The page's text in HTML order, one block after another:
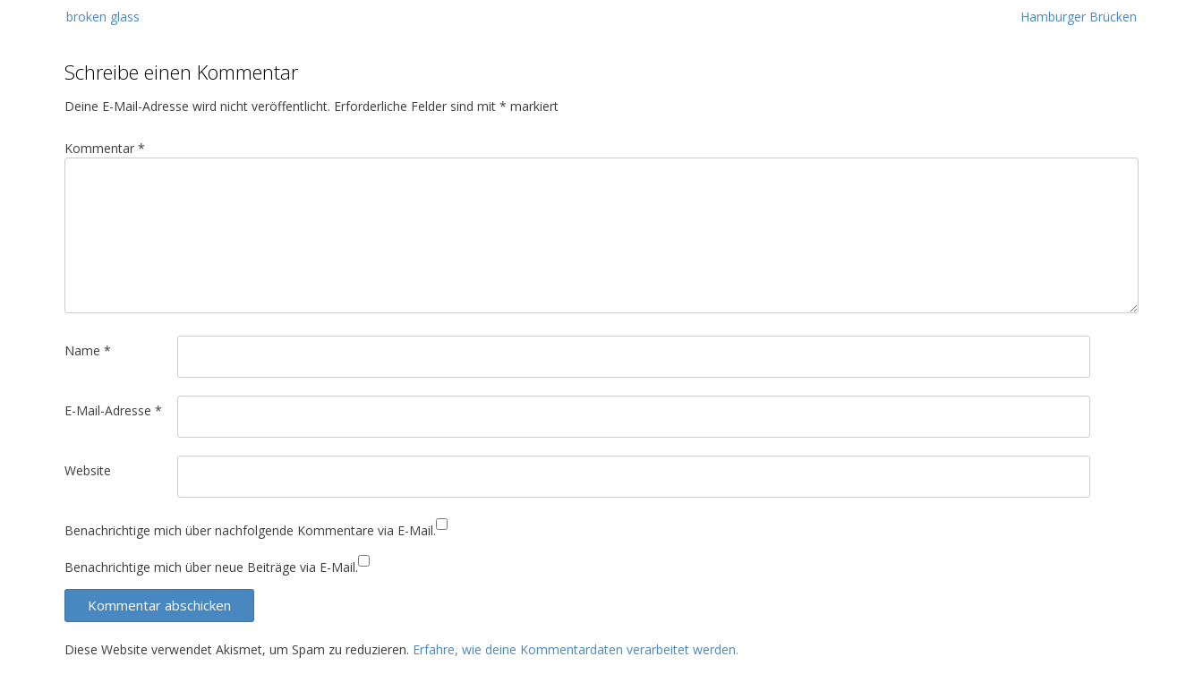
e
t
r
g
g
t
o
Hamburger Brücken
broken glass
Schreibe einen Kommentar
Deine E-Mail-Adresse wird nicht veröffentlicht. Erforderliche Felder sind mit * markiert
Kommentar *
Name *
E-Mail-Adresse *
Website
Benachrichtige mich über nachfolgende Kommentare via E-Mail.
Benachrichtige mich über neue Beiträge via E-Mail.
Diese Website verwendet Akismet, um Spam zu reduzieren. Erfahre, wie deine Kommentardaten verarbeitet werden.